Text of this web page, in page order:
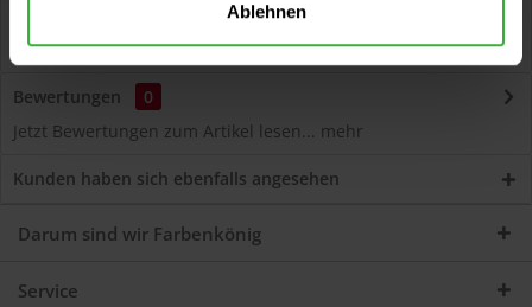
Ablehnen
Structosil 1914 Silikat-Innenfarbe (Weiß) Silikat-Innenfarbe
nach DIN 18363 mit edler...mehr
Bewertungen
0
Jetzt Bewertungen zum Artikel lesen... mehr
Kunden haben sich ebenfalls angesehen
Darum sind wir Farbenkönig
Service